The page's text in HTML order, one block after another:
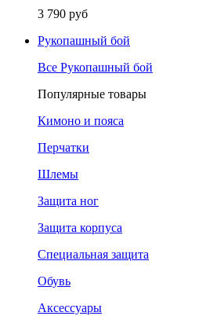
3 790 руб
Рукопашный бой
Все Рукопашный бой
Популярные товары
Кимоно и пояса
Перчатки
Шлемы
Защита ног
Защита корпуса
Специальная защита
Обувь
Аксессуары